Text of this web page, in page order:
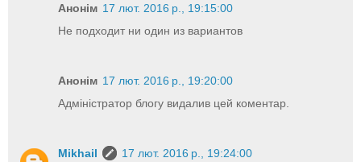
Анонім 17 лют. 2016 р., 19:15:00
Не подходит ни один из вариантов
Анонім 17 лют. 2016 р., 19:20:00
Адміністратор блогу видалив цей коментар.
Mikhail 17 лют. 2016 р., 19:24:00